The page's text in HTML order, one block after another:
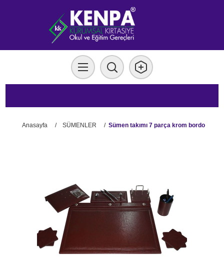
Anasayfa / SÜMENLER / Sümen takımı 7 parça krom bordo